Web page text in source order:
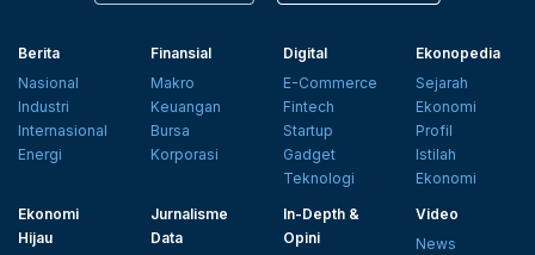
Berita
Nasional
Industri
Internasional
Energi
Finansial
Makro
Keuangan
Bursa
Korporasi
Digital
E-Commerce
Fintech
Startup
Gadget
Teknologi
Ekonopedia
Sejarah
Ekonomi
Profil
Istilah
Ekonomi
Ekonomi
Hijau
Jurnalisme
Data
In-Depth &
Opini
Video
News